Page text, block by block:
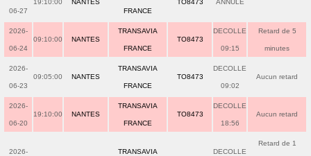
06-27
19:10:00 NANTES
FRANCE
TO8473 ANNULE
2026-
06-24
09:10:00 NANTES
TRANSAVIA
FRANCE
TO8473
DECOLLE
09:15
Retard de 5
minutes
2026-
06-23
09:05:00 NANTES
TRANSAVIA
FRANCE
TO8473
DECOLLE
09:02
Aucun retard
2026-
06-20
19:10:00 NANTES
TRANSAVIA
FRANCE
TO8473
DECOLLE
18:56
Aucun retard
2026- TRANSAVIA DECOLLE
Retard de 1